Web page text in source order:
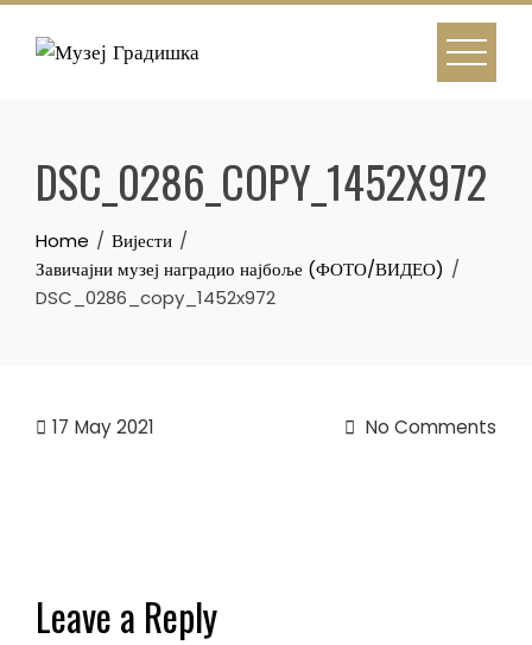
Skip
DSC_0286_COPY_1452X972
Home
Вијести
Завичајни музеј наградио најбоље (ФОТО/ВИДЕО)
DSC_0286_copy_1452x972
17 May 2021 No Comments
Leave a Reply